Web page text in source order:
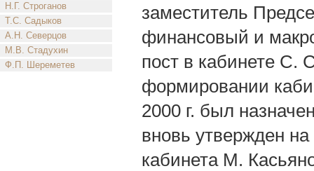
Н.Г. Строганов
Т.С. Садыков
А.Н. Северцов
М.В. Стадухин
Ф.П. Шереметев
заместитель
финансовый и
пост в кабинете С.
формировании
2000 г. был
вновь утвержден
кабинета М.